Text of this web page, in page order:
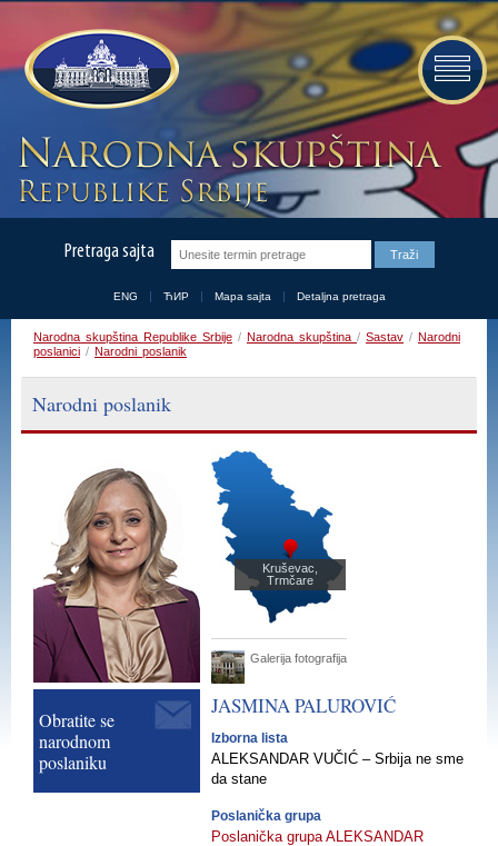
Pretraga sajta
ENG ЋИР Mapa sajta Detaljna pretraga
Narodna skupština Republike Srbije / Narodna skupština / Sastav / Narodni
poslanici / Narodni poslanik
Narodni poslanik
Obratite se
narodnom
poslaniku
Kruševac,
Trmčare
Galerija fotografija
JASMINAPALUROVIĆ
Izborna lista
ALEKSANDAR VUČIĆ – Srbija ne sme
da stane
Poslanička grupa
Poslanička grupa ALEKSANDAR